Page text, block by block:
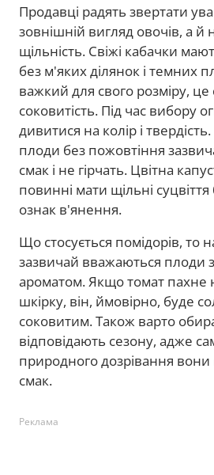
Продавці радять звертати
зовнішній вигляд овочів, а й
щільність. Свіжі кабачки
без м'яких ділянок і темних
важкий для свого розміру, це
соковитість. Під час вибору
дивитися на колір і
плоди без пожовтіння
смак і не гірчать. Цвітна
повинні мати щільні
ознак в'янення.
Що стосується помідорів, то
зазвичай вважаються плоди
ароматом. Якщо томат пахне
шкірку, він, ймовірно, буде
соковитим. Також варто
відповідають сезону, адже
природного дозрівання
смак.
Реклама